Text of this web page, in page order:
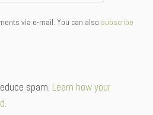
via e-mail. You can also subscribe
spam. Learn how your